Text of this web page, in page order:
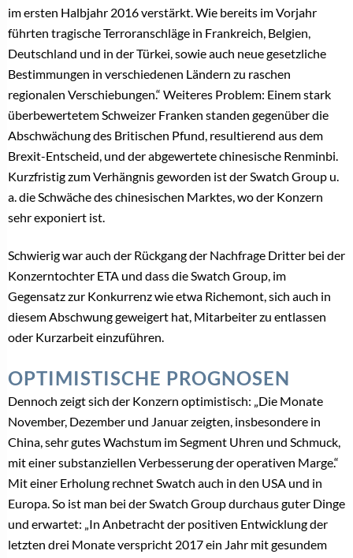
im ersten Halbjahr 2016 verstärkt. Wie bereits im Vorjahr
führten tragische Terroranschläge in Frankreich, Belgien,
Deutschland und in der Türkei, sowie auch neue gesetzliche
Bestimmungen in verschiedenen Ländern zu raschen
regionalen Verschiebungen.“ Weiteres Problem: Einem stark
überbewertetem Schweizer Franken standen gegenüber die
Abschwächung des Britischen Pfund, resultierend aus dem
Brexit-Entscheid, und der abgewertete chinesische Renminbi.
Kurzfristig zum Verhängnis geworden ist der Swatch Group u.
a. die Schwäche des chinesischen Marktes, wo der Konzern
sehr exponiert ist.
Schwierig war auch der Rückgang der Nachfrage Dritter bei der
Konzerntochter ETA und dass die Swatch Group, im
Gegensatz zur Konkurrenz wie etwa Richemont, sich auch in
diesem Abschwung geweigert hat, Mitarbeiter zu entlassen
oder Kurzarbeit einzuführen.
OPTIMISTISCHE PROGNOSEN
Dennoch zeigt sich der Konzern optimistisch: „Die Monate
November, Dezember und Januar zeigten, insbesondere in
China, sehr gutes Wachstum im Segment Uhren und Schmuck,
mit einer substanziellen Verbesserung der operativen Marge.“
Mit einer Erholung rechnet Swatch auch in den USA und in
Europa. So ist man bei der Swatch Group durchaus guter Dinge
und erwartet: „In Anbetracht der positiven Entwicklung der
letzten drei Monate verspricht 2017 ein Jahr mit gesundem